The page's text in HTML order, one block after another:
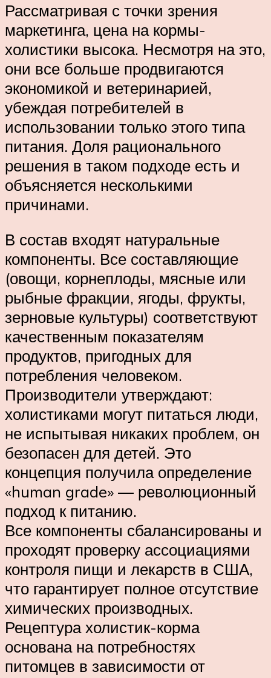
Рассматривая с точки зрения
маркетинга, цена на кормы-
холистики высока. Несмотря на это,
они все больше продвигаются
экономикой и ветеринарией,
убеждая потребителей в
использовании только этого типа
питания. Доля рационального
решения в таком подходе есть и
объясняется несколькими
причинами.
В состав входят натуральные
компоненты. Все составляющие
(овощи, корнеплоды, мясные или
рыбные фракции, ягоды, фрукты,
зерновые культуры) соответствуют
качественным показателям
продуктов, пригодных для
потребления человеком.
Производители утверждают:
холистиками могут питаться люди,
не испытывая никаких проблем, он
безопасен для детей. Это
концепция получила определение
«human grade» — революционный
подход к питанию.
Все компоненты сбалансированы и
проходят проверку ассоциациями
контроля пищи и лекарств в США,
что гарантирует полное отсутствие
химических производных.
Рецептура холистик-корма
основана на потребностях
питомцев в зависимости от